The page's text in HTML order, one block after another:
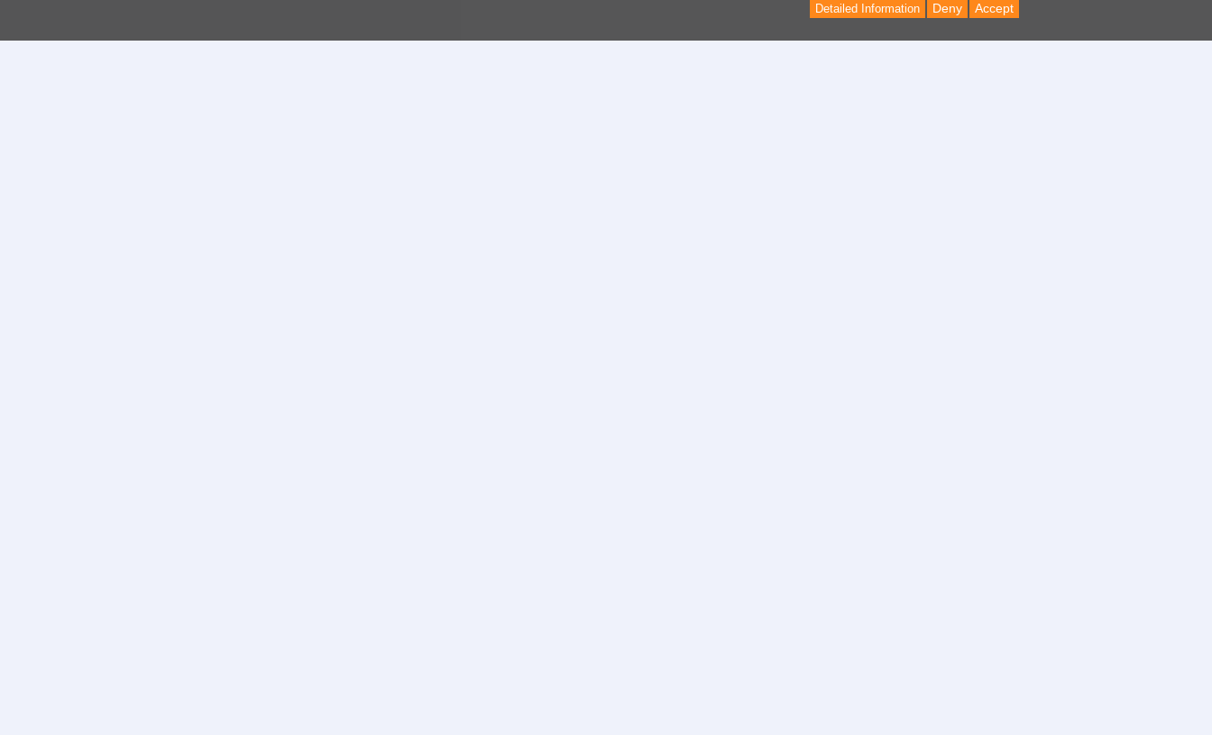
Accept
Deny
Detailed Information